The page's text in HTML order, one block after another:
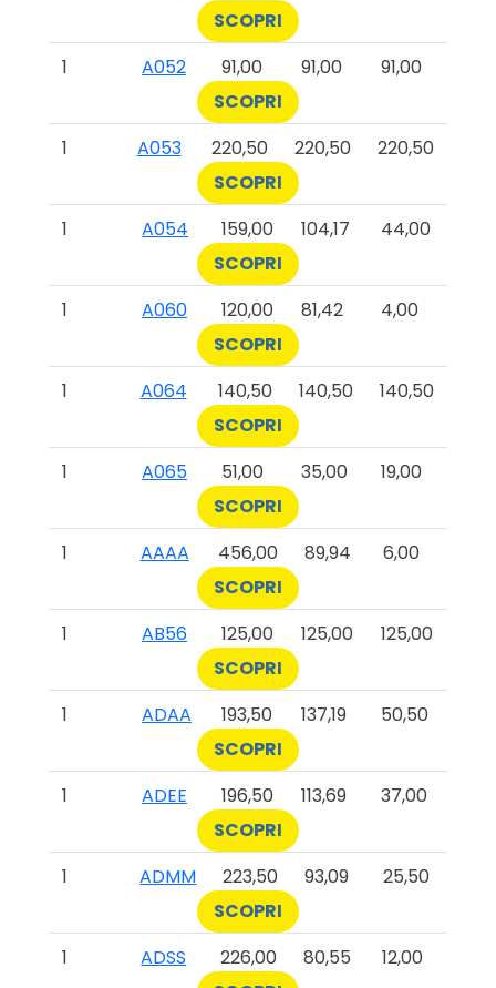
SCOPRI
1
A052 91,00 91,00
91,00
SCOPRI
1
A053 220,50 220,50
220,50
SCOPRI
1
A054 159,00 104,17
44,00
SCOPRI
1
A060 120,00 81,42
4,00
SCOPRI
1
A064 140,50 140,50
140,50
SCOPRI
1
A065 51,00 35,00
19,00
SCOPRI
1
AAAA 456,00 89,94
6,00
SCOPRI
1
AB56 125,00 125,00
125,00
SCOPRI
1
ADAA 193,50 137,19
50,50
SCOPRI
1
ADEE 196,50 113,69
37,00
SCOPRI
1
ADMM 223,50 93,09
25,50
SCOPRI
1
ADSS 226,00 80,55
12,00